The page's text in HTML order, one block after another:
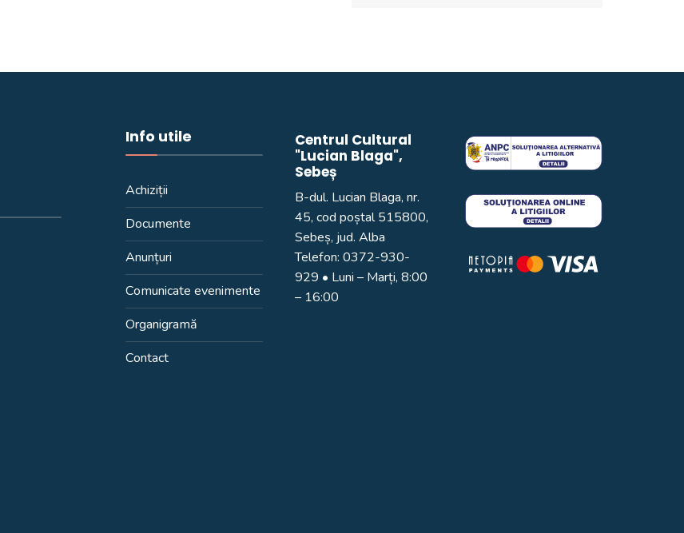
Info utile
Achiziții
Documente
Anunțuri
Comunicate evenimente
Organigramă
Contact
Centrul Cultural
"Lucian Blaga",
Sebeș
B-dul. Lucian Blaga, nr.
45, cod poștal 515800,
Sebeș, jud. Alba
Telefon:0372-930-
929 • Luni – Marți, 8:00
– 16:00